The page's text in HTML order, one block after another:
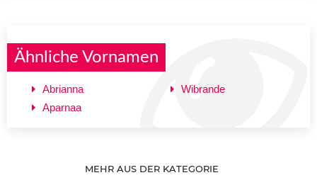
Ähnliche Vornamen
Abrianna
Aparnaa
Wibrande
MEHR AUS DER KATEGORIE